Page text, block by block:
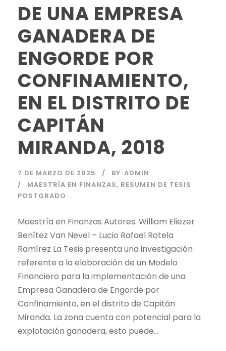
DE UNA EMPRESA
GANADERA DE
ENGORDE POR
CONFINAMIENTO,
EN EL DISTRITO DE
CAPITÁN
MIRANDA, 2018
7 DE MARZO DE 2025 BY ADMIN
MAESTRÍA EN FINANZAS, RESUMEN DE TESIS
POSTGRADO
Maestría en Finanzas Autores: William Eliezer
Benítez Van Nevel – Lucio Rafael Rotela
Ramírez La Tesis presenta una investigación
referente a la elaboración de un Modelo
Financiero para la implementación de una
Empresa Ganadera de Engorde por
Confinamiento, en el distrito de Capitán
Miranda. La zona cuenta con potencial para la
explotación ganadera, esto puede...